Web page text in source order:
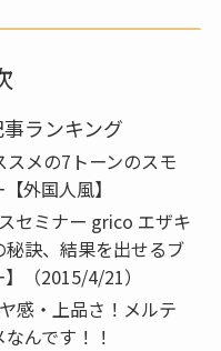
ランキング
メの7トーンのスモ
外国人風】
ミナー grico エザキ
訣、結果を出せるブ
（2015/4/21）
・上品さ！メルテ
んです！！